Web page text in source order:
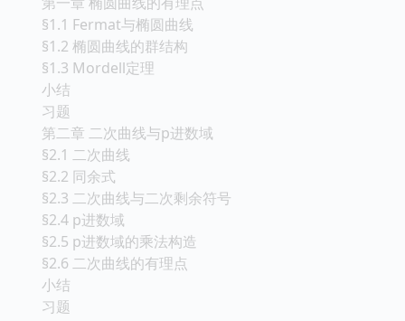
§1.1 Fermat与椭圆曲线
§1.2 椭圆曲线的群结构
§1.3 Mordell定理
小结
习题
第二章 二次曲线与p进数域
§2.1 二次曲线
§2.2 同余式
§2.3 二次曲线与二次剩余符号
§2.4 p进数域
§2.5 p进数域的乘法构造
§2.6 二次曲线的有理点
小结
习题